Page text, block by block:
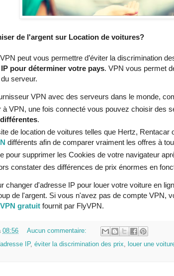
de l'argent sur Location de voitures?
peut vous permettre d’éviter la discrimination
pour déterminer votre pays. VPN vous permet
serveur.
VPN avec des serveurs dans le monde,
à VPN, une fois connecté vous pouvez choisir des
.
de location de voitures telles que Hertz, Rentacar
différents afin de comparer vraiment les offres à
pour supprimer les Cookies de votre navigateur
constater des différences de prix énormes en
changer d'adresse IP pour louer votre voiture en
de l'argent. Si vous n'avez pas de compte VPN,
gratuit fournit par FlyVPN.
08:56
Aucun commentaire:
IP, éviter la discrimination des prix, louer une